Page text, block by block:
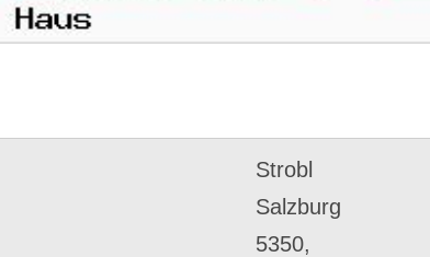
Strobl
Salzburg
5350,